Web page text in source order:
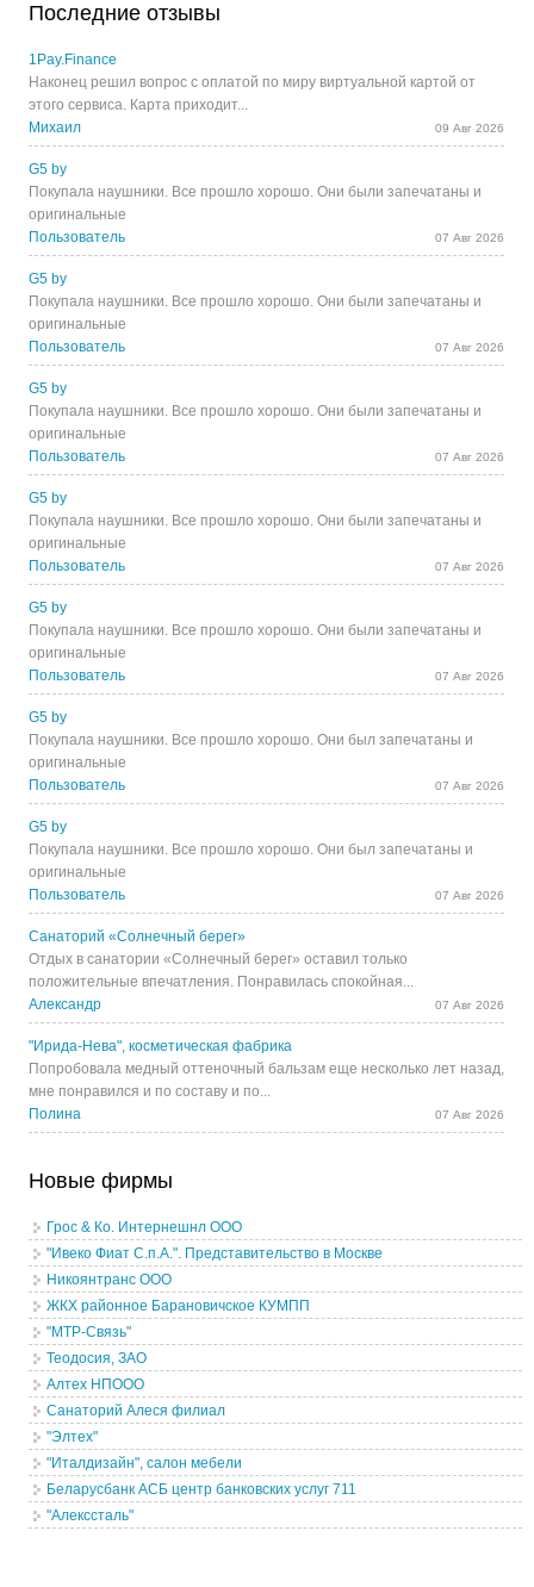
Последние отзывы
1Pay.Finance
Наконец решил вопрос с оплатой по миру виртуальной картой от
этого сервиса. Карта приходит...
Михаил
09 Авг 2026
G5 by
Покупала наушники. Все прошло хорошо. Они были запечатаны и
оригинальные
Пользователь
07 Авг 2026
G5 by
Покупала наушники. Все прошло хорошо. Они были запечатаны и
оригинальные
Пользователь
07 Авг 2026
G5 by
Покупала наушники. Все прошло хорошо. Они были запечатаны и
оригинальные
Пользователь
07 Авг 2026
G5 by
Покупала наушники. Все прошло хорошо. Они были запечатаны и
оригинальные
Пользователь
07 Авг 2026
G5 by
Покупала наушники. Все прошло хорошо. Они были запечатаны и
оригинальные
Пользователь
07 Авг 2026
G5 by
Покупала наушники. Все прошло хорошо. Они был запечатаны и
оригинальные
Пользователь
07 Авг 2026
G5 by
Покупала наушники. Все прошло хорошо. Они был запечатаны и
оригинальные
Пользователь
07 Авг 2026
Санаторий «Солнечный берег»
Отдых в санатории «Солнечный берег» оставил только
положительные впечатления. Понравилась спокойная...
Александр
07 Авг 2026
"Ирида-Нева", косметическая фабрика
Попробовала медный оттеночный бальзам еще несколько лет назад,
мне понравился и по составу и по...
Полина
07 Авг 2026
Новые фирмы
Грос & Ко. Интернешнл ООО
"Ивеко Фиат С.п.А.". Представительство в Москве
Никоянтранс ООО
ЖКХ районное Барановичское КУМПП
"МТР-Связь"
Теодосия, ЗАО
Алтех НПООО
Санаторий Алеся филиал
"Элтех"
"Италдизайн", салон мебели
Беларусбанк АСБ центр банковских услуг 711
"Алекссталь"